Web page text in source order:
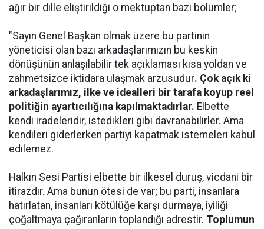
ağır bir dille eliştirildiği o mektuptan bazı bölümler;
"Sayın Genel Başkan olmak üzere bu partinin
yöneticisi olan bazı arkadaşlarımızın bu keskin
dönüşünün anlaşılabilir tek açıklaması kısa yoldan ve
zahmetsizce iktidara ulaşmak arzusudur. Çok açık ki
arkadaşlarımız, ilke ve idealleri bir tarafa koyup reel
politiğin ayartıcılığına kapılmaktadırlar. Elbette
kendi iradeleridir, istedikleri gibi davranabilirler. Ama
kendileri giderlerken partiyi kapatmak istemeleri kabul
edilemez.
Halkın Sesi Partisi elbette bir ilkesel duruş, vicdani bir
itirazdır. Ama bunun ötesi de var; bu parti, insanlara
hatırlatan, insanları kötülüğe karşı durmaya, iyiliği
çoğaltmaya çağıranların toplandığı adrestir. Toplumun